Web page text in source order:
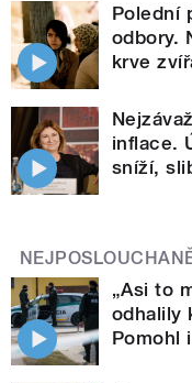
Polední
odbory.
krve
inflace.
sníží,
„Asi to
odhalily
Pomohl